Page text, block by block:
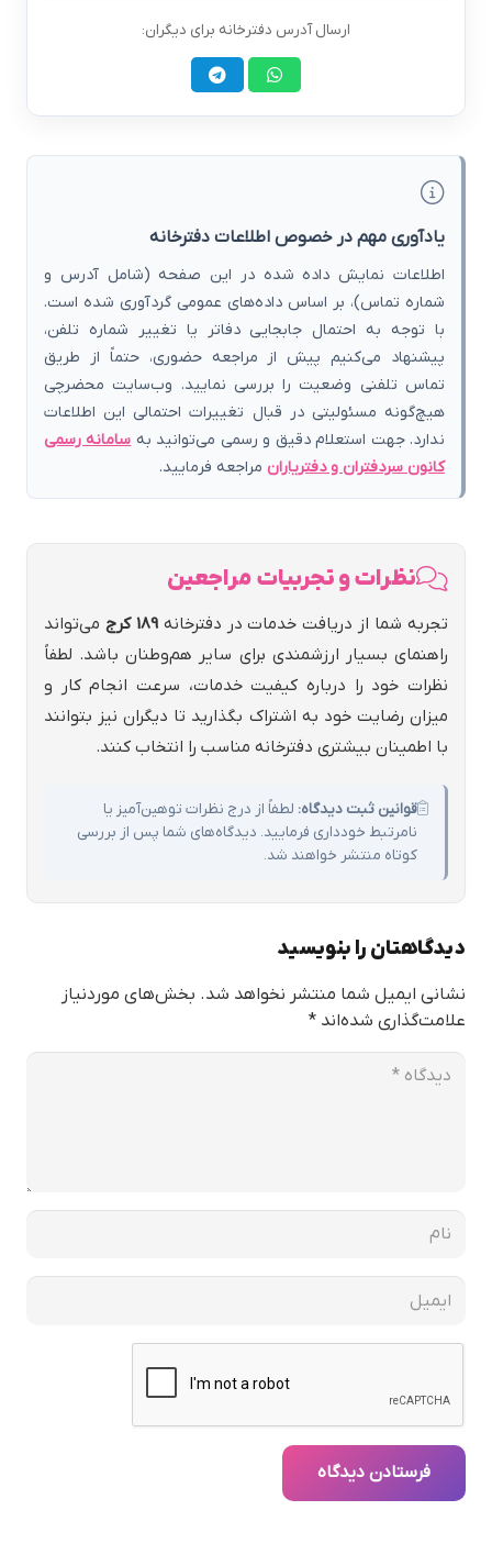
ارسال آدرس دفترخانه برای دیگران:
یادآوری مهم در خصوص اطلاعات دفترخانه
اطلاعات نمایش داده شده در این صفحه (شامل آدرس و
شماره تماس)، بر اساس داده‌های عمومی گردآوری شده است.
با توجه به احتمال جابجایی دفاتر یا تغییر شماره تلفن،
پیشنهاد می‌کنیم پیش از مراجعه حضوری، حتماً از طریق
تماس تلفنی وضعیت را بررسی نمایید. وب‌سایت محضرچی
هیچ‌گونه مسئولیتی در قبال تغییرات احتمالی این اطلاعات
ندارد. جهت استعلام دقیق و رسمی می‌توانید بهسامانه رسمی
کانون سردفتران و دفتریاران مراجعه فرمایید.
نظرات و تجربیات مراجعین
تجربه شما از دریافت خدمات در دفترخانه189 كرج
می‌تواند
راهنمای بسیار ارزشمندی برای سایر هم‌وطنان باشد. لطفاً
نظرات خود را درباره کیفیت خدمات، سرعت انجام کار و
میزان رضایت خود به اشتراک بگذارید تا دیگران نیز بتوانند
با اطمینان بیشتری دفترخانه مناسب را انتخاب کنند.
قوانین ثبت دیدگاه: لطفاً از درج نظرات توهین‌آمیز یا
نامرتبط خودداری فرمایید. دیدگاه‌های شما پس از بررسی
کوتاه منتشر خواهند شد.
دیدگاهتان را بنویسید
نشانی ایمیل شما منتشر نخواهد شد. بخش‌های موردنیاز
علامت‌گذاری شده‌اند *
فرستادن دیدگاه